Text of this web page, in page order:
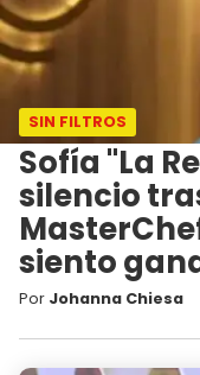
SIN FILTROS
Sofía "La
silencio
siento
Por Johanna Chiesa